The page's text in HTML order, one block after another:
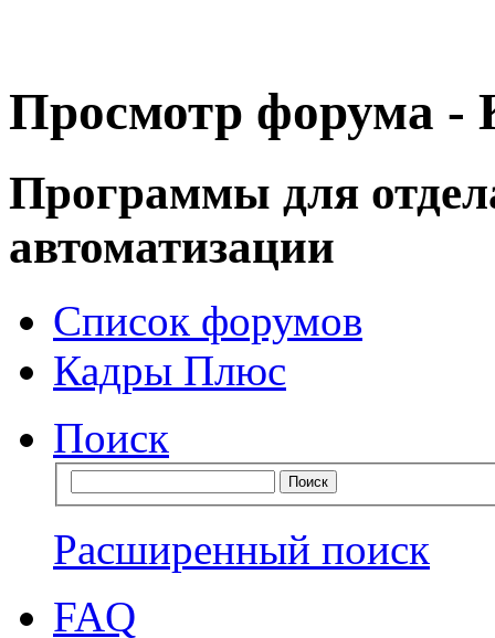
Просмотр форума
Программы для
автоматизации
Список форумов
Кадры Плюс
Поиск
Расширенный поиск
FAQ